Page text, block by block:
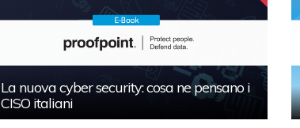
La nuova cyber security: cosa ne pensano i
CISO italiani